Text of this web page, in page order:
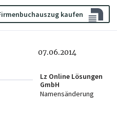
kaufen
07.06.2014
Lz Online Lösungen
GmbH
Namensänderung